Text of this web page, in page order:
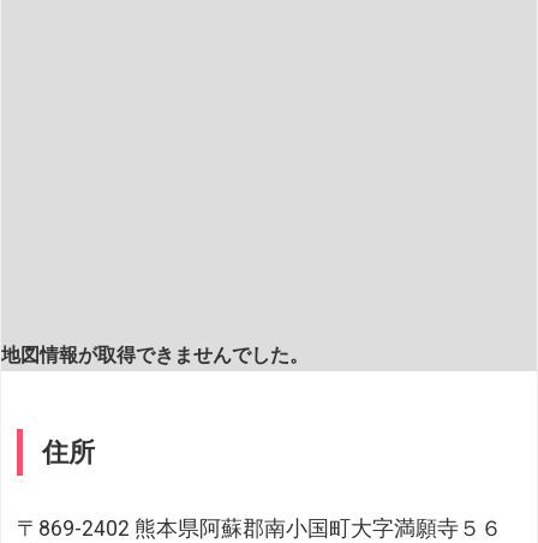
地図情報が取得できませんでした。
住所
〒869-2402 熊本県阿蘇郡南小国町大字満願寺５６